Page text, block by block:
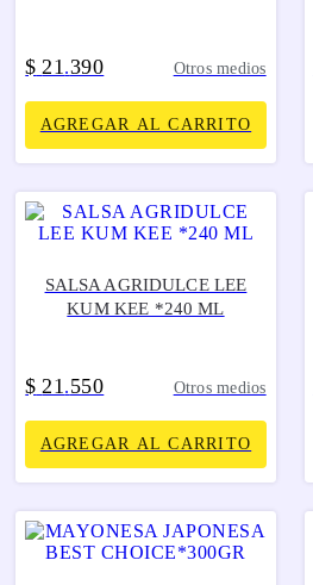
$ 21 .390 Otros medios
AGREGAR AL CARRITO
SALSA AGRIDULCE LEE
KUM KEE *240 ML
$ 21 .550 Otros medios
AGREGAR AL CARRITO